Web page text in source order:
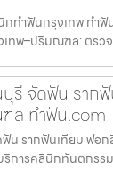
ทำฟันกรุงเทพ ทำ
ทพ–ปริมณฑล: ตรว
รี จัดฟัน ราก
ล ทำฟัน.com
น รากฟันเทียม ฟอก
ารคลินิกทันตกรรม